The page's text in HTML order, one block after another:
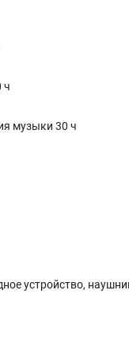
ч
музыки 30 ч
устройство,